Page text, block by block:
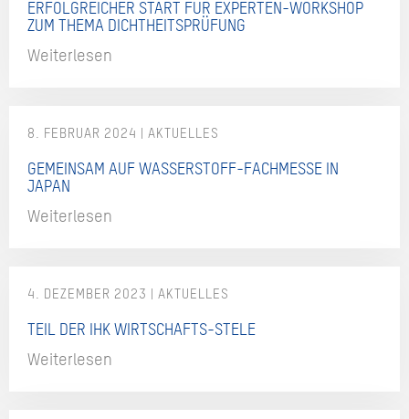
ERFOLGREICHER START FÜR EXPERTEN-WORKSHOP
ZUM THEMA DICHTHEITSPRÜFUNG
Weiterlesen
8. FEBRUAR 2024
GEMEINSAM AUF WASSERSTOFF-FACHMESSE IN
JAPAN
Weiterlesen
4. DEZEMBER 2023
TEIL DER IHK WIRTSCHAFTS-STELE
Weiterlesen